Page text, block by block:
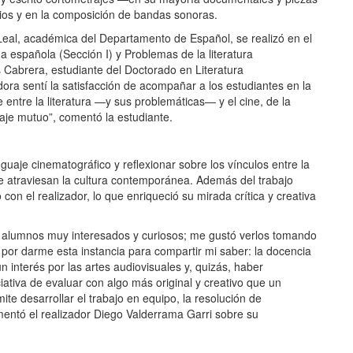
y en la composición de bandas sonoras.
académica del Departamento de Español, se realizó en el
española (Sección I) y Problemas de la literatura
estudiante del Doctorado en Literatura
sentí la satisfacción de acompañar a los estudiantes en la
entre la literatura —y sus problemáticas— y el cine, de la
mutuo”, comentó la estudiante.
cinematográfico y reflexionar sobre los vínculos entre la
la cultura contemporánea. Además del trabajo
el realizador, lo que enriqueció su mirada crítica y creativa
muy interesados y curiosos; me gustó verlos tomando
darme esta instancia para compartir mi saber: la docencia
interés por las artes audiovisuales y, quizás, haber
de evaluar con algo más original y creativo que un
desarrollar el trabajo en equipo, la resolución de
el realizador Diego Valderrama Garri sobre su